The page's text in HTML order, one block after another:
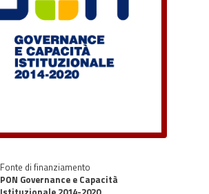
Fonte di finanziamento
PON Governance e Capacità